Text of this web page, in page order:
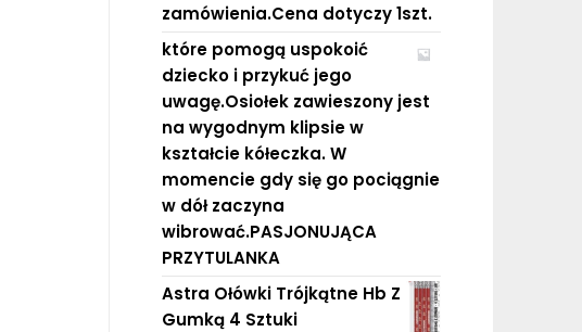
zamówienia.Cena dotyczy 1szt.
które pomogą uspokoić
dziecko i przykuć jego
uwagę.Osiołek zawieszony jest
na wygodnym klipsie w
kształcie kółeczka. W
momencie gdy się go pociągnie
w dół zaczyna
wibrować.PASJONUJĄCA
PRZYTULANKA
Astra Ołówki Trójkątne Hb Z
Gumką 4 Sztuki